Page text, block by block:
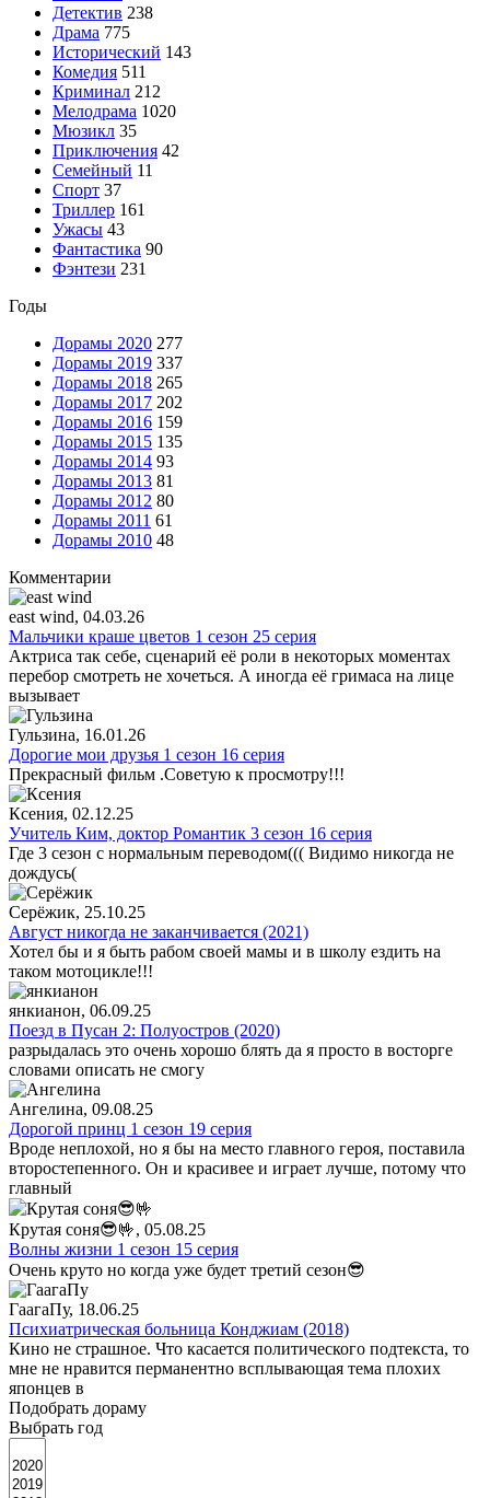
Детектив 238
Драма 775
Исторический 143
Комедия 511
Криминал 212
Мелодрама 1020
Мюзикл 35
Приключения 42
Семейный 11
Спорт 37
Триллер 161
Ужасы 43
Фантастика 90
Фэнтези 231
Годы
Дорамы 2020 277
Дорамы 2019 337
Дорамы 2018 265
Дорамы 2017 202
Дорамы 2016 159
Дорамы 2015 135
Дорамы 2014 93
Дорамы 2013 81
Дорамы 2012 80
Дорамы 2011 61
Дорамы 2010 48
Комментарии
east wind, 04.03.26
Мальчики краше цветов 1 сезон 25 серия
Актриса так себе, сценарий её роли в некоторых моментах
перебор смотреть не хочеться. А иногда её гримаса на лице
вызывает
Гульзина, 16.01.26
Дорогие мои друзья 1 сезон 16 серия
Прекрасный фильм .Советую к просмотру!!!
Ксения, 02.12.25
Учитель Ким, доктор Романтик 3 сезон 16 серия
Где 3 сезон с нормальным переводом((( Видимо никогда не
дождусь(
Серёжик, 25.10.25
Август никогда не заканчивается (2021)
Хотел бы и я быть рабом своей мамы и в школу ездить на
таком мотоцикле!!!
янкианон, 06.09.25
Поезд в Пусан 2: Полуостров (2020)
разрыдалась это очень хорошо блять да я просто в восторге
словами описать не смогу
Ангелина, 09.08.25
Дорогой принц 1 сезон 19 серия
Вроде неплохой, но я бы на место главного героя, поставила
второстепенного. Он и красивее и играет лучше, потому что
главный
Крутая соня😎🤟, 05.08.25
Волны жизни 1 сезон 15 серия
Очень круто но когда уже будет третий сезон😎
ГаагаПу, 18.06.25
Психиатрическая больница Конджиам (2018)
Кино не страшное. Что касается политического подтекста, то
мне не нравится перманентно всплывающая тема плохих
японцев в
Подобрать дораму
Выбрать год